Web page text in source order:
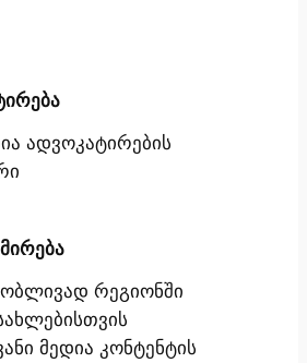
ადვოკატირების
რეგიონში
მედია კონტენტის